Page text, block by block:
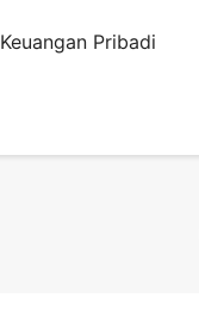
Keuangan Pribadi